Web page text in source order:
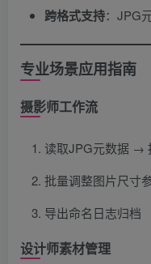
跨格式支持：JPG
专业场景应用指南
摄影师工作流
读取JPG元数据 →
批量调整图片尺寸
导出命名日志归档
设计师素材管理